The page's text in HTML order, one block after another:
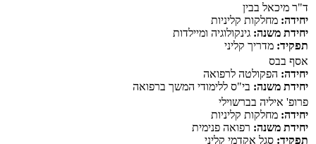
ד"ר מיכאל בבין
יחידה: מחלקות קליניות
יחידת משנה: גינקולוגיה ומיילדות
תפקיד: מדריך קליני
אסף בבס
יחידה: הפקולטה לרפואה
יחידת משנה: בי"ס ללימודי המשך ברפואה
פרופ' איליה בברשוילי
יחידה: מחלקות קליניות
יחידת משנה: רפואה פנימית
תפקיד: סגל אקדמי קליני